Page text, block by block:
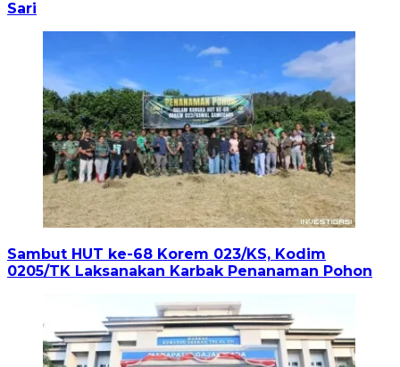
Sari
Sambut HUT ke-68 Korem 023/KS, Kodim
0205/TK Laksanakan Karbak Penanaman Pohon